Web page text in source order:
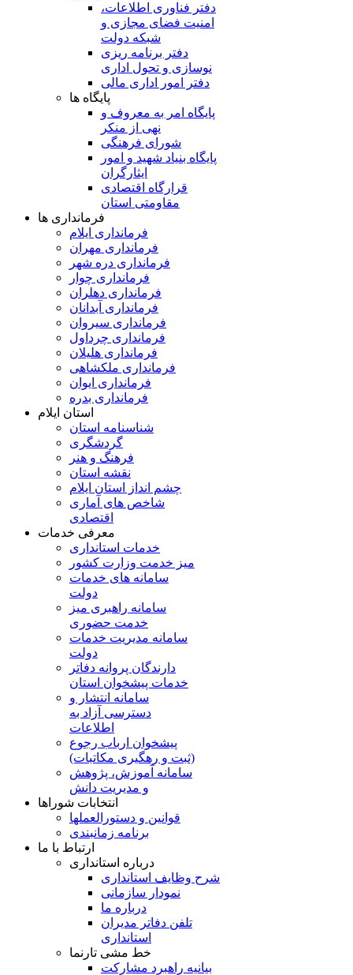
دفتر فناوری اطلاعات،
امنیت فضای مجازی و
شبکه دولت
دفتر برنامه ریزی
نوسازی و تحول اداری
دفتر امور اداری مالی
پایگاه ها
پایگاه امر به معروف و
نهی از منکر
شورای فرهنگی
پایگاه بنیاد شهید و امور
ایثارگران
قرارگاه اقتصادی
مقاومتی استان
فرمانداری ها
فرمانداری ایلام
فرمانداری مهران
فرمانداری دره شهر
فرمانداری چوار
فرمانداری دهلران
فرمانداری آبدانان
فرمانداری سیروان
فرمانداری چرداول
فرمانداری هلیلان
فرمانداری ملکشاهی
فرمانداری ایوان
فرمانداری بدره
استان ایلام
شناسنامه استان
گردشگری
فرهنگ و هنر
نقشه استان
چشم انداز استان ایلام
شاخص های آماری
اقتصادی
معرفی خدمات
خدمات استانداری
میز خدمت وزارت کشور
سامانه های خدمات
دولت
سامانه راهبری میز
خدمت حضوری
سامانه مدیریت خدمات
دولت
دارندگان پروانه دفاتر
خدمات پیشخوان استان
سامانه انتشار و
دسترسی آزاد به
اطلاعات
پیشخوان ارباب رجوع
(ثبت و رهگیری مکاتبات)
سامانه آموزش، پژوهش
و مدیریت دانش
انتخابات شوراها
قوانین و دستورالعملها
برنامه زمانبندی
ارتباط با ما
درباره استانداری
شرح وظایف استانداری
نمودار سازمانی
درباره ما
تلفن دفاتر مدیران
استانداری
خط مشی تارنما
بیانیه راهبرد مشارکت